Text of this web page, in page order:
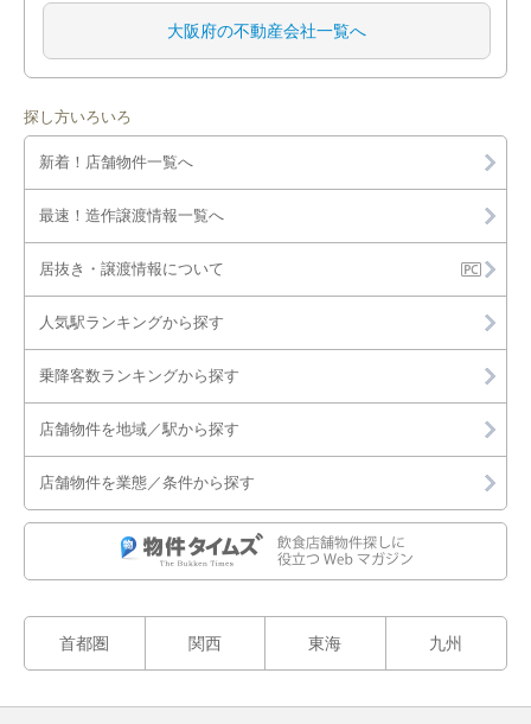
大阪府の不動産会社一覧へ
探し方いろいろ
新着！店舗物件一覧へ
最速！造作譲渡情報一覧へ
居抜き・譲渡情報について
人気駅ランキングから探す
乗降客数ランキングから探す
店舗物件を地域／駅から探す
店舗物件を業態／条件から探す
首都圏 関西 東海 九州